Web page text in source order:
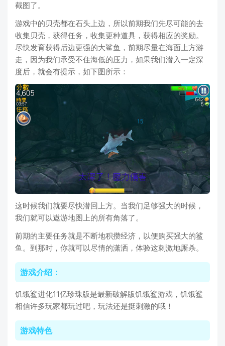
截图了。
游戏中的贝壳都在石头上边，所以前期我们先尽可能的去
收集贝壳，获得任务，收集更种道具，获得相应的奖励。
尽快发育获得后边更强的大鲨鱼，前期尽量在海面上方游
走，因为我们承受不住海低的压力，如果我们潜入一定深
度后，就会有提示，如下图所示：
这时候我们就要尽快潜回上方。当我们足够强大的时候，
我们就可以遨游地图上的所有角落了。
前期的主要任务就是不断地积攒经济，以便购买强大的鲨
鱼。到那时，你就可以尽情的潇洒，体验这刺激地厮杀。
游戏介绍：
饥饿鲨进化11亿珍珠版是最新破解版饥饿鲨游戏，饥饿鲨
相信许多玩家都玩过吧，玩法还是挺刺激的哦！
游戏特色